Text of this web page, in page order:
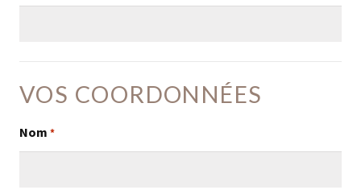
VOS COORDONNÉES
Nom *